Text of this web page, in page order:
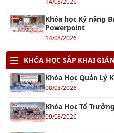
Khóa học Kỹ năng
Powerpoint
14/08/2026
KHÓA HỌC SẮP KHAI
Khóa Học Quản Lý
08/08/2026
Khóa Học Tổ
09/08/2026